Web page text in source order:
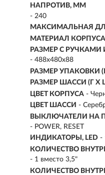
НАПРОТИВ, ММ
- 240
МАКСИМАЛЬНАЯ
МАТЕРИАЛ КОРПУСА
РАЗМЕР С РУЧКАМИ
- 488x480x88
РАЗМЕР УПАКОВКИ
РАЗМЕР ШАССИ (Г X
ЦВЕТ КОРПУСА -
ЦВЕТ ШАССИ -
ВЫКЛЮЧАТЕЛИ НА
- POWER, RESET
ИНДИКАТОРЫ, LED -
КОЛИЧЕСТВО
- 1 вместо 3,5"
КОЛИЧЕСТВО